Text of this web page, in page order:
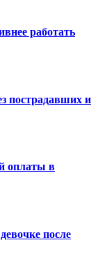
работать
пострадавших и
оплаты в
после